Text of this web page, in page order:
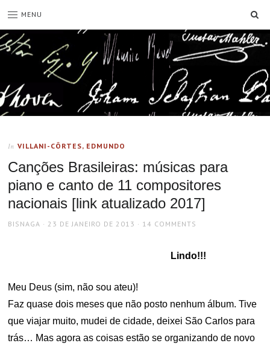
MENU
In VILLANI-CÔRTES, EDMUNDO
Canções Brasileiras: músicas para
piano e canto de 11 compositores
nacionais [link atualizado 2017]
AUTHOR
BISNAGA
POSTED
23 DE JANEIRO DE 2013 14 COMMENTS
Lindo!!!
Meu Deus (sim, não sou ateu)!
Faz quase dois meses que não posto nenhum álbum. Tive
que viajar muito, mudei de cidade, deixei São Carlos para
trás… Mas agora as coisas estão se organizando de novo